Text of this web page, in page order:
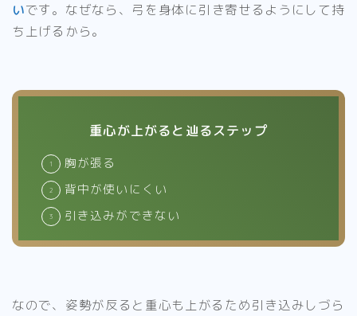
いです。なぜなら、弓を身体に引き寄せるようにして持
ち上げるから。
重心が上がると辿るステップ
胸が張る
背中が使いにくい
引き込みができない
なので、姿勢が反ると重心も上がるため引き込みしづら